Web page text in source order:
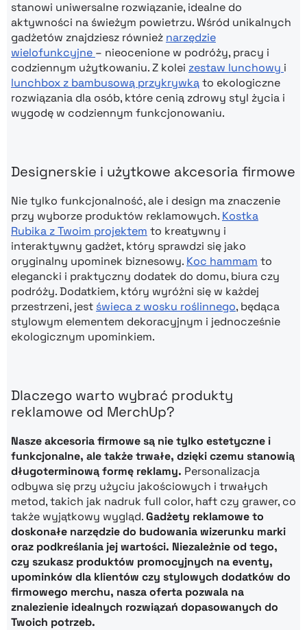
stanowi uniwersalne rozwiązanie, idealne do
aktywności na świeżym powietrzu. Wśród unikalnych
gadżetów znajdziesz również narzędzie
wielofunkcyjne – nieocenione w podróży, pracy i
codziennym użytkowaniu. Z kolei zestaw lunchowy i
lunchbox z bambusową przykrywkąto ekologiczne
rozwiązania dla osób, które cenią zdrowy styl życia i
wygodę w codziennym funkcjonowaniu.
Designerskie i użytkowe akcesoria firmowe
Nie tylko funkcjonalność, ale i design ma znaczenie
przy wyborze produktów reklamowych. Kostka
Rubika z Twoim projektem to kreatywny i
interaktywny gadżet, który sprawdzi się jako
oryginalny upominek biznesowy. Koc hammam to
elegancki i praktyczny dodatek do domu, biura czy
podróży. Dodatkiem, który wyróżni się w każdej
przestrzeni, jest świeca z wosku roślinnego, będąca
stylowym elementem dekoracyjnym i jednocześnie
ekologicznym upominkiem.
Dlaczego warto wybrać produkty
reklamowe od MerchUp?
Nasze akcesoria firmowe są nie tylko estetyczne i
funkcjonalne, ale także trwałe, dzięki czemu stanowią
długoterminową formę reklamy. Personalizacja
odbywa się przy użyciu jakościowych i trwałych
metod, takich jak nadruk full color, haft czy grawer, co
także wyjątkowy wygląd.Gadżety reklamowe to
doskonałe narzędzie do budowania wizerunku marki
oraz podkreślania jej wartości. Niezależnie od tego,
czy szukasz produktów promocyjnych na eventy,
upominków dla klientów czy stylowych dodatków do
firmowego merchu, nasza oferta pozwala na
znalezienie idealnych rozwiązań dopasowanych do
Twoich potrzeb.